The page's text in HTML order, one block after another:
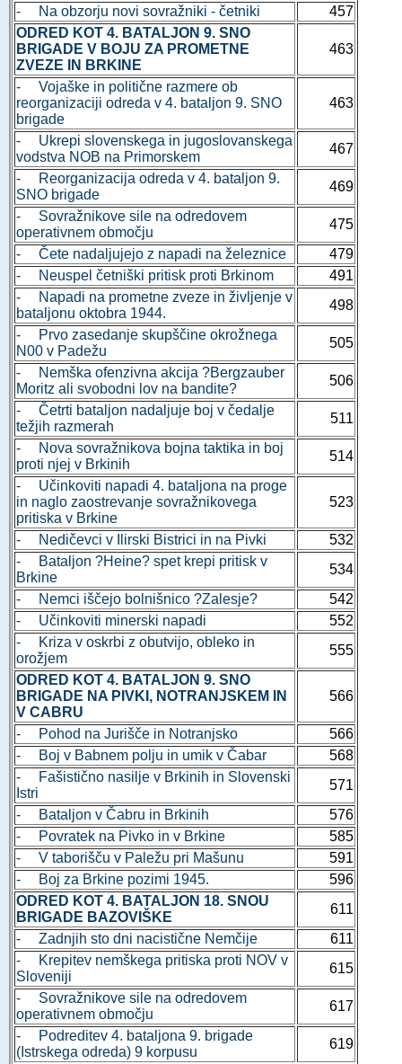
- Na obzorju novi sovražniki - četniki
457
ODRED KOT 4. BATALJON 9. SNO
BRIGADE V BOJU ZA PROMETNE
ZVEZE IN BRKINE
463
- Vojaške in politične razmere ob
reorganizaciji odreda v 4. bataljon 9. SNO
brigade
463
- Ukrepi slovenskega in jugoslovanskega
vodstva NOB na Primorskem
467
- Reorganizacija odreda v 4. bataljon 9.
SNO brigade
469
- Sovražnikove sile na odredovem
operativnem območju
475
- Čete nadaljujejo z napadi na železnice
479
- Neuspel četniški pritisk proti Brkinom
491
- Napadi na prometne zveze in življenje v
bataljonu oktobra 1944.
498
- Prvo zasedanje skupščine okrožnega
N00 v Padežu
505
- Nemška ofenzivna akcija ?Bergzauber
Moritz ali svobodni lov na bandite?
506
- Četrti bataljon nadaljuje boj v čedalje
težjih razmerah
511
- Nova sovražnikova bojna taktika in boj
proti njej v Brkinih
514
- Učinkoviti napadi 4. bataljona na proge
in naglo zaostrevanje sovražnikovega
pritiska v Brkine
523
- Nedičevci v Ilirski Bistrici in na Pivki
532
- Bataljon ?Heine? spet krepi pritisk v
Brkine
534
- Nemci iščejo bolnišnico ?Zalesje?
542
- Učinkoviti minerski napadi
552
- Kriza v oskrbi z obutvijo, obleko in
orožjem
555
ODRED KOT 4. BATALJON 9. SNO
BRIGADE NA PIVKI, NOTRANJSKEM IN
V CABRU
566
- Pohod na Jurišče in Notranjsko
566
- Boj v Babnem polju in umik v Čabar
568
- Fašistično nasilje v Brkinih in Slovenski
Istri
571
- Bataljon v Čabru in Brkinih
576
- Povratek na Pivko in v Brkine
585
- V taborišču v Paležu pri Mašunu
591
- Boj za Brkine pozimi 1945.
596
ODRED KOT 4. BATALJON 18. SNOU
BRIGADE BAZOVIŠKE
611
- Zadnjih sto dni nacistične Nemčije
611
- Krepitev nemškega pritiska proti NOV v
Sloveniji
615
- Sovražnikove sile na odredovem
operativnem območju
617
- Podreditev 4. bataljona 9. brigade
(Istrskega odreda) 9 korpusu
619